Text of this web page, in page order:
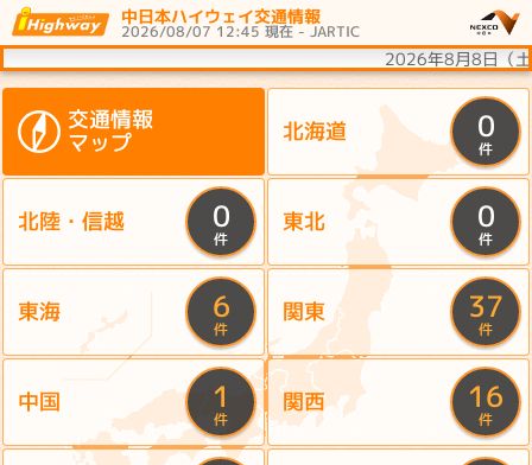
中日本ハイウェイ交通情報
2026/08/07 12:45 現在 - JARTIC
2026年8月8日（
交通情報
マップ
北海道 0
件
北陸・信越 0
件
東北 0
件
東海 6
件
関東 37
件
中国 1
件
関西 16
件